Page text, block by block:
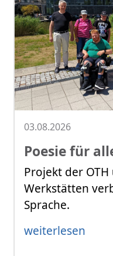
03.08.2026
Poesie für
Projekt der OTH
Werkstätten
Sprache.
weiterlesen